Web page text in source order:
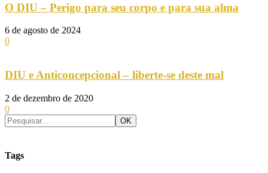
O DIU – Perigo para seu corpo e para sua alma
6 de agosto de 2024
0
DIU e Anticoncepcional – liberte-se deste mal
2 de dezembro de 2020
0
Tags